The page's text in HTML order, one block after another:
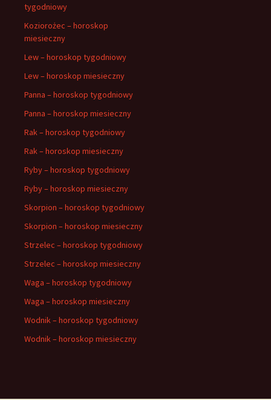
tygodniowy
Koziorożec – horoskop
miesieczny
Lew – horoskop tygodniowy
Lew – horoskop miesieczny
Panna – horoskop tygodniowy
Panna – horoskop miesieczny
Rak – horoskop tygodniowy
Rak – horoskop miesieczny
Ryby – horoskop tygodniowy
Ryby – horoskop miesieczny
Skorpion – horoskop tygodniowy
Skorpion – horoskop miesieczny
Strzelec – horoskop tygodniowy
Strzelec – horoskop miesieczny
Waga – horoskop tygodniowy
Waga – horoskop miesieczny
Wodnik – horoskop tygodniowy
Wodnik – horoskop miesieczny